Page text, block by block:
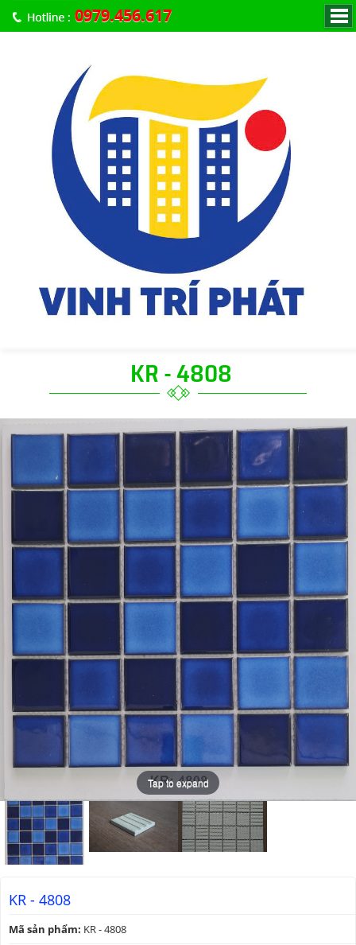
0979.456.617
KR - 4808
Tap to expand
Tap to expand
Tap to expand
KR - 4808
Mã sản phẩm: KR - 4808